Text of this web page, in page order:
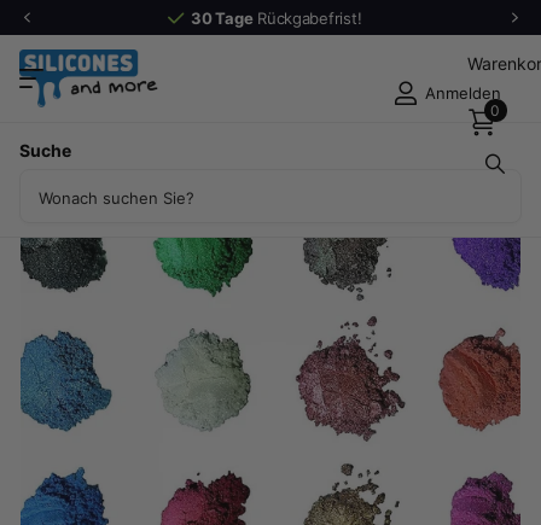
30 TageRückgabefrist!
Suche
Anmelden
0
Teilen Sie